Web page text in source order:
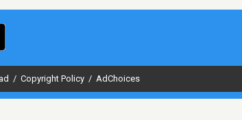
/ Copyright Policy / AdChoices